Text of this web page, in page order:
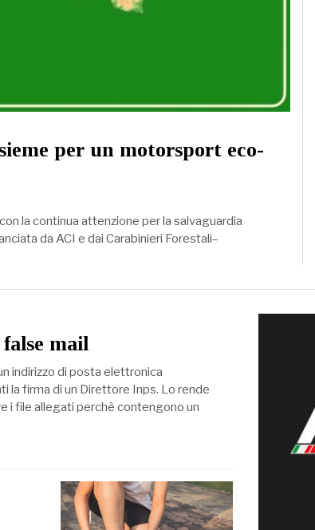
per un motorsport eco-
la continua attenzione per la salvaguardia
da ACI e dai Carabinieri Forestali–
mail
indirizzo di posta elettronica
la firma di un Direttore Inps. Lo rende
i file allegati perchè contengono un